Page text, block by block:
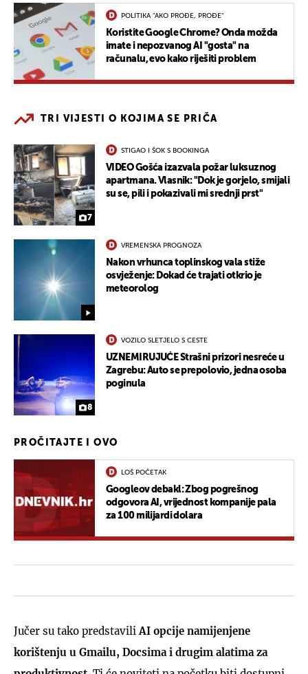
POLITIKA "AKO PROĐE, PROĐE"
Koristite Google Chrome? Onda možda
imate i nepozvanog AI "gosta" na
računalu, evo kako riješiti problem
TRI VIJESTI O KOJIMA SE PRIČA
7
STIGAO I ŠOK S BOOKINGA
VIDEO Gošća izazvala požar luksuznog
apartmana. Vlasnik: "Dok je gorjelo, smijali
su se, pili i pokazivali mi srednji prst"
VREMENSKA PROGNOZA
Nakon vrhunca toplinskog vala stiže
osvježenje: Dokad će trajati otkrio je
meteorolog
8
VOZILO SLETJELO S CESTE
UZNEMIRUJUĆE Strašni prizori nesreće u
Zagrebu: Auto se prepolovio, jedna osoba
poginula
PROČITAJTE I OVO
LOŠ POČETAK
Googleov debakl: Zbog pogrešnog
odgovora AI, vrijednost kompanije pala
za 100 milijardi dolara
Jučer su tako predstavili AI opcije namijenjene
korištenju u Gmailu, Docsima i drugim alatima za